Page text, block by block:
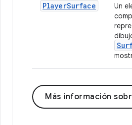
PlayerSurface
Un
Más información